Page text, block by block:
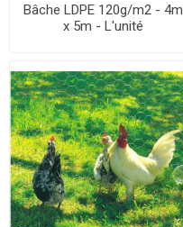
Bâche LDPE 120g/m2 - 4m
x 5m - L'unité